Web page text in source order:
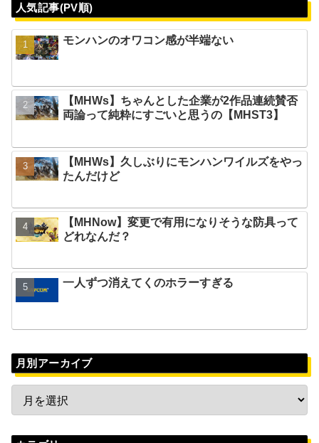
人気記事(PV順)
モンハンのオワコン感が半端ない
【MHWs】ちゃんとした企業が2作品連続賛否
両論って純粋にすごいと思うの【MHST3】
【MHWs】久しぶりにモンハンワイルズをやっ
たんだけど
【MHNow】変更で有用になりそうな防具って
どれなんだ？
一人ずつ消えてくのホラーすぎる
月別アーカイブ